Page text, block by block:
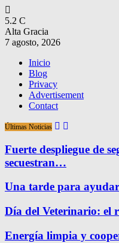
5.2 C
Alta Gracia
7 agosto, 2026
Inicio
Blog
Privacy
Advertisement
Contact
Últimas Noticias
Fuerte despliegue de
secuestran…
Una tarde para
Día del Veterinario: el
Energía limpia y